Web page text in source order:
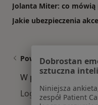
Jolanta Miter: co mówią
Jakie ubezpieczenia
Powiązane
W pobliżu Czeladzi
Logopedzi w
Dobrostan
sztuczna
Niniejsza
zespół Patient